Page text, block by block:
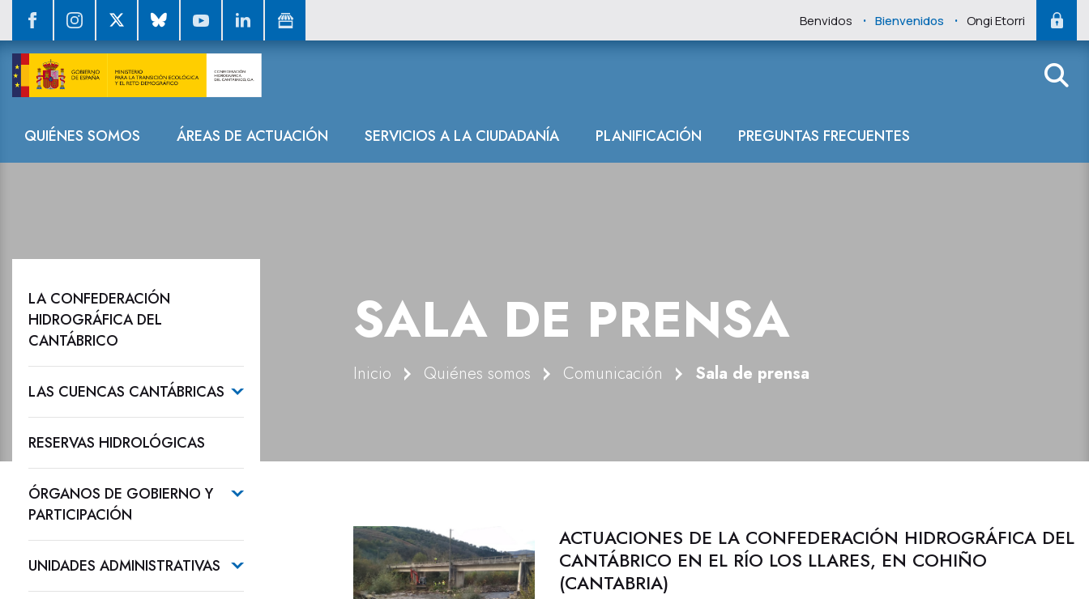
Benvidos . Bienvenidos . Ongi Etorri
Navegación
QUIÉNES SOMOS ÁREAS DE ACTUACIÓN SERVICIOS A LA CIUDADANÍA PLANIFICACIÓN PREGUNTAS FRECUENTES
Sala de prensa
SALA DE PRENSA
Inicio Quiénes somos Comunicación Sala de prensa
LA CONFEDERACIÓN
HIDROGRÁFICA DEL
CANTÁBRICO
LAS CUENCAS CANTÁBRICAS
RESERVAS HIDROLÓGICAS
ÓRGANOS DE GOBIERNO Y
PARTICIPACIÓN
UNIDADES ADMINISTRATIVAS
ACTUACIONES DE LA CONFEDERACIÓN HIDROGRÁFICA DEL
CANTÁBRICO EN EL RÍO LOS LLARES, EN COHIÑO
(CANTABRIA)